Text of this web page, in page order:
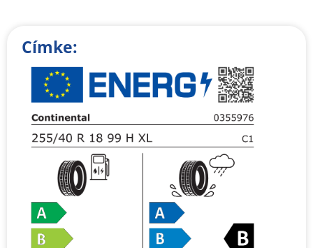
Címke: